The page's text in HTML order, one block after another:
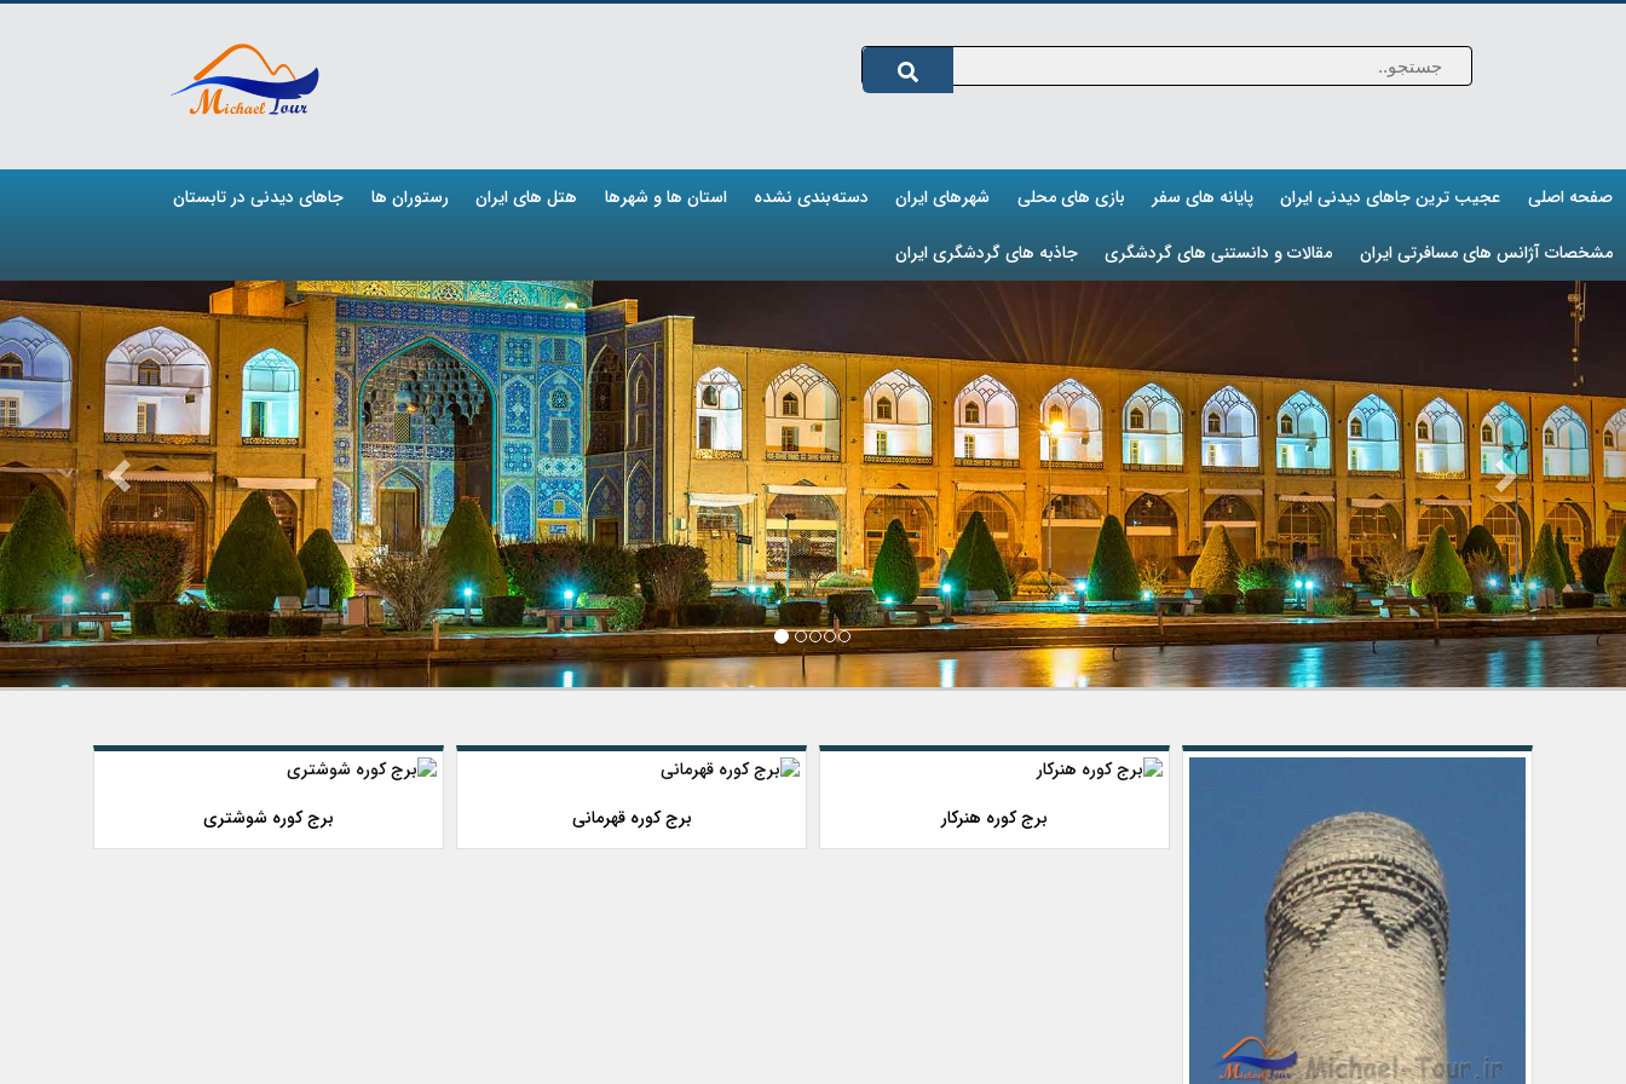
صفحه اصلی عجیب ترین جاهای دیدنی ایران پایانه های سفر بازی های محلی شهرهای ایران دسته‌بندی نشده استان ها و شهرها هتل های ایران رستوران ها جاهای دیدنی در تابستان
مشخصات آژانس های مسافرتی ایران مقالات و دانستنی های گردشگری جاذبه های گردشگری ایران
برج کوره هنرکار برج کوره قهرمانی برج کوره شوشتری